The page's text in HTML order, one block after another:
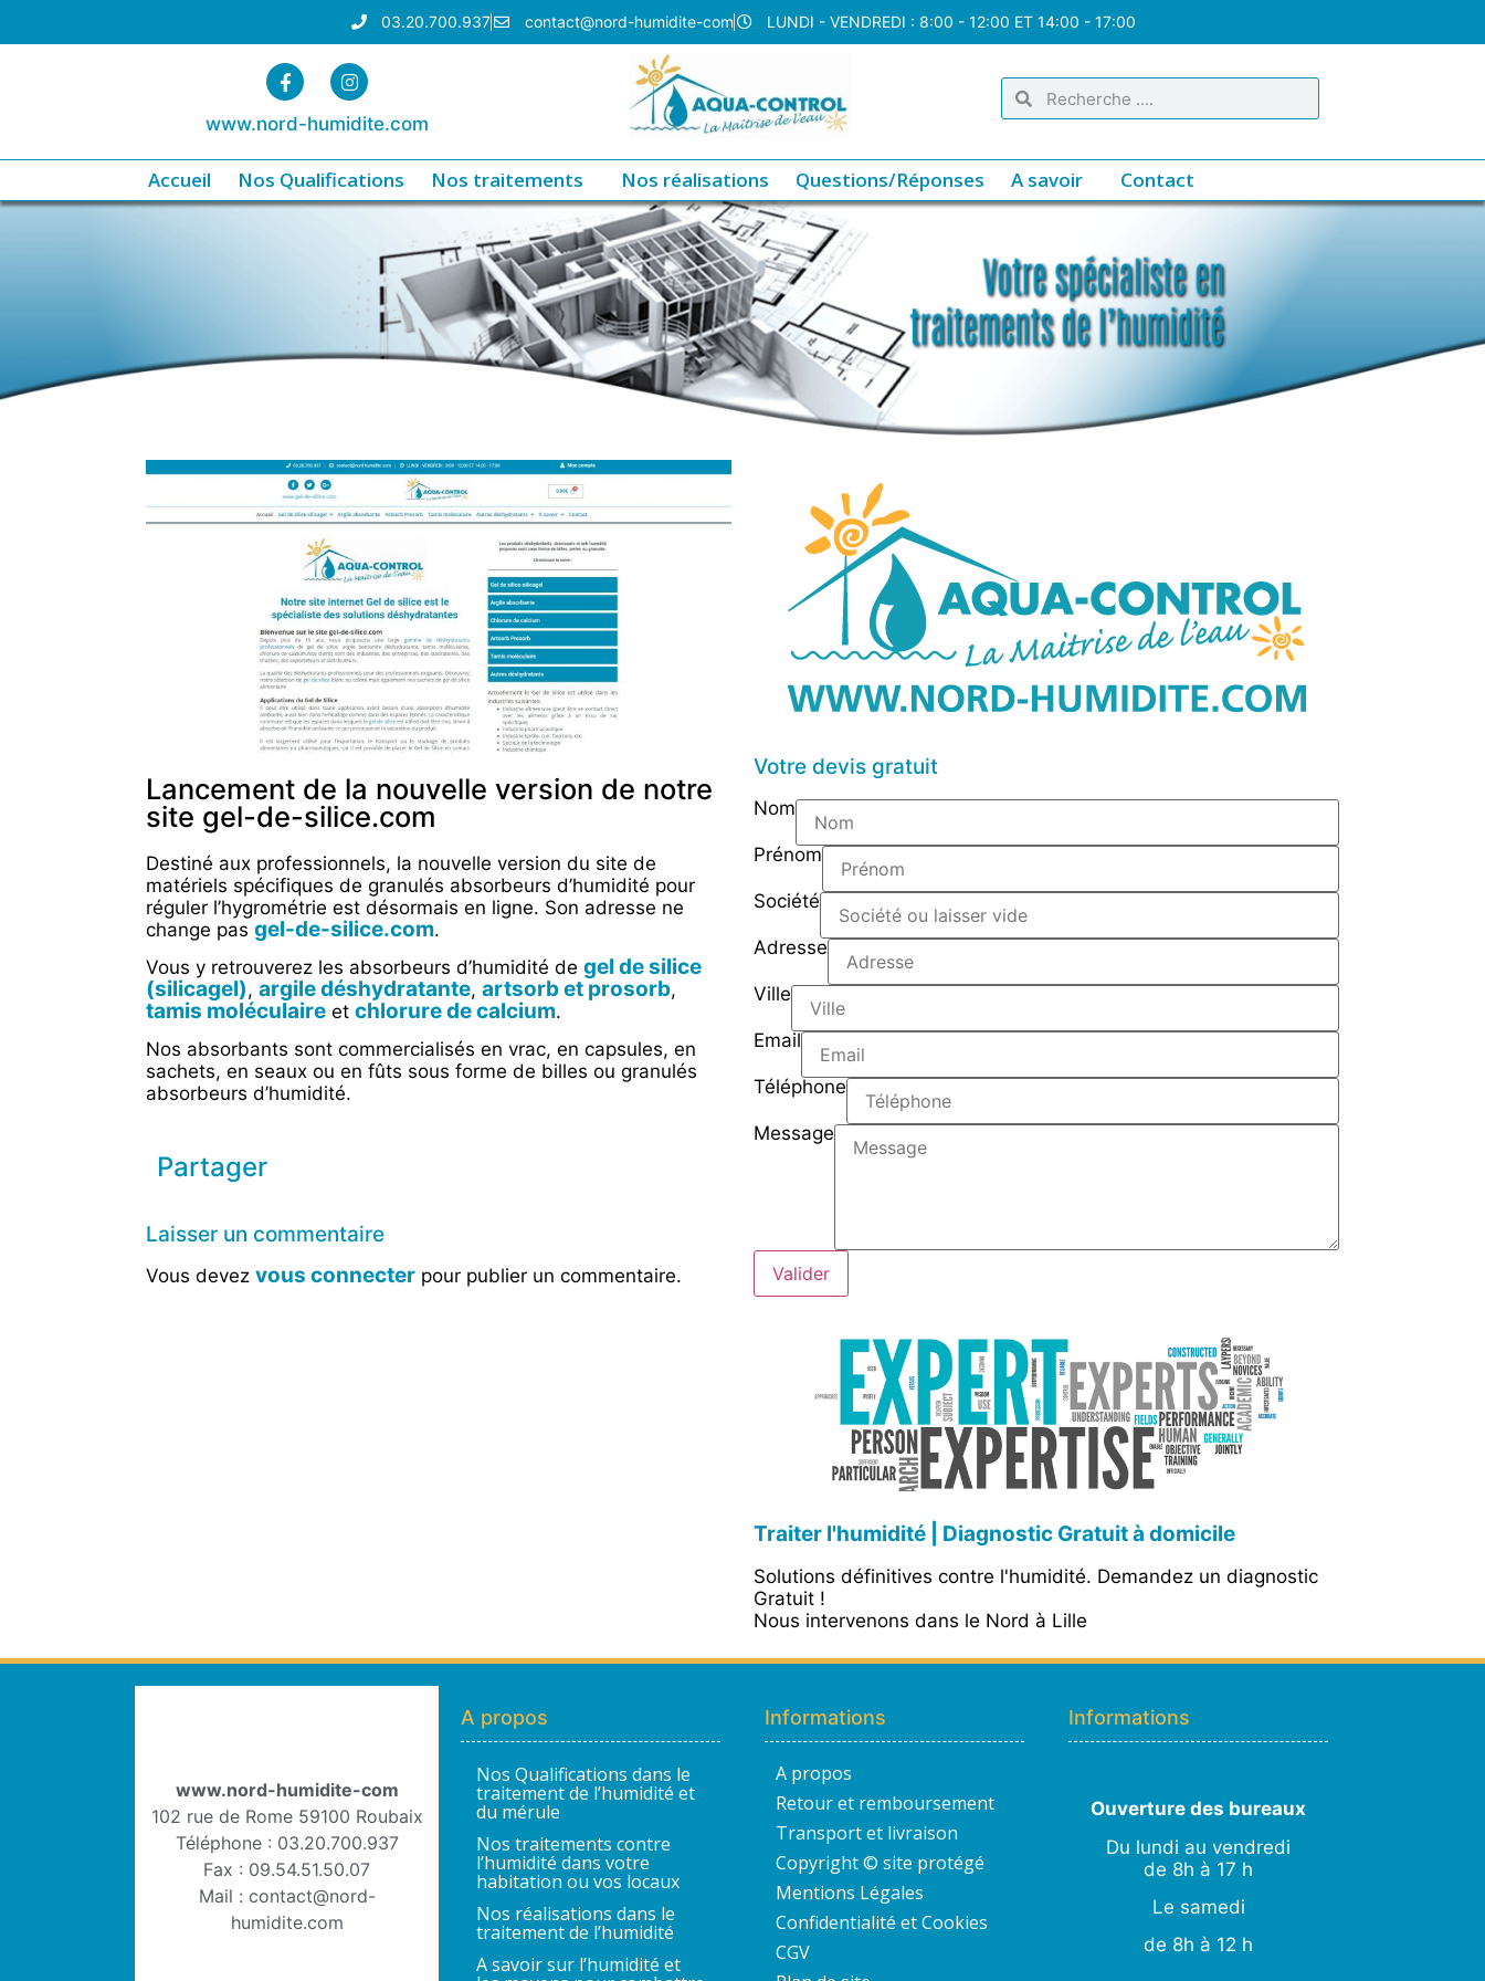
03.20.700.937 contact@nord-humidite-com LUNDI - VENDREDI : 8:00 - 12:00 ET 14:00 - 17:00
www.nord-humidite.com
Accueil Nos Qualifications Nos traitements Nos réalisations Questions/Réponses A savoir Contact
Lancement de la nouvelle version de notre
site gel-de-silice.com
Destiné aux professionnels, la nouvelle version du site de
matériels spécifiques de granulés absorbeurs d’humidité pour
réguler l’hygrométrie est désormais en ligne. Son adresse ne
change pas gel-de-silice.com.
Vous y retrouverez les absorbeurs d’humidité de gel de silice
(silicagel), argile déshydratante, artsorb et prosorb,
tamis moléculaire et chlorure de calcium.
Nos absorbants sont commercialisés en vrac, en capsules, en
sachets, en seaux ou en fûts sous forme de billes ou granulés
absorbeurs d’humidité.
Partager
Laisser un commentaire
Vous devez vous connecter pour publier un commentaire.
Votre devis gratuit
Nom
Prénom
Société
Adresse
Ville
Email
Téléphone
Message
Valider
Traiter l'humidité | Diagnostic Gratuit à domicile
Solutions définitives contre l'humidité. Demandez un diagnostic
Gratuit !
Nous intervenons dans le Nord à Lille
www.nord-humidite-com
102 rue de Rome 59100 Roubaix
Téléphone : 03.20.700.937
Fax : 09.54.51.50.07
Mail : contact@nord-
humidite.com
A propos
Nos Qualifications dans le
traitement de l’humidité et
du mérule
Nos traitements contre
l’humidité dans votre
habitation ou vos locaux
Nos réalisations dans le
traitement de l’humidité
A savoir sur l’humidité et
Informations
A propos
Retour et remboursement
Transport et livraison
Copyright © site protégé
Mentions Légales
Confidentialité et Cookies
CGV
Informations
Ouverture des bureaux
Du lundi au vendredi
de 8h à 17 h
Le samedi
de 8h à 12 h
H
👋 Bonjour ! Je suis
🚿Cave inondée / infiltration